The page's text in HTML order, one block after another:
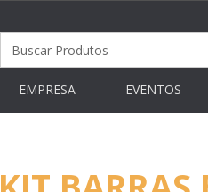
EMPRESA EVENTOS